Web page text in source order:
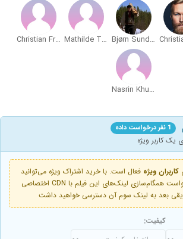
Bjørn Sundquist
Mathilde Thomine Storm
Christian Fredrik Mikkelsen
Nasrin Khusrawi
1 نفر درخواست داده
کاربران ویژه فعال است. با خرید اشتراک ویژه می‌توانید
هر 2 ساعت یک‌بار درخواست همگام‌سازی لینک‌های این فیلم با CDN اختصاصی
بعد به لینک سوم آن دسترسی خواهید داشت
کیفیت: